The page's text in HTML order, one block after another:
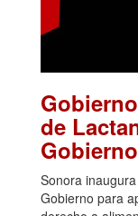
de
Gobierno
Sonora
Gobierno para